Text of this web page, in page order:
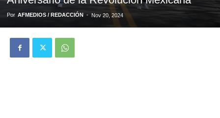
Por AFMEDIOS / REDACCIÓN - Nov 20, 2024